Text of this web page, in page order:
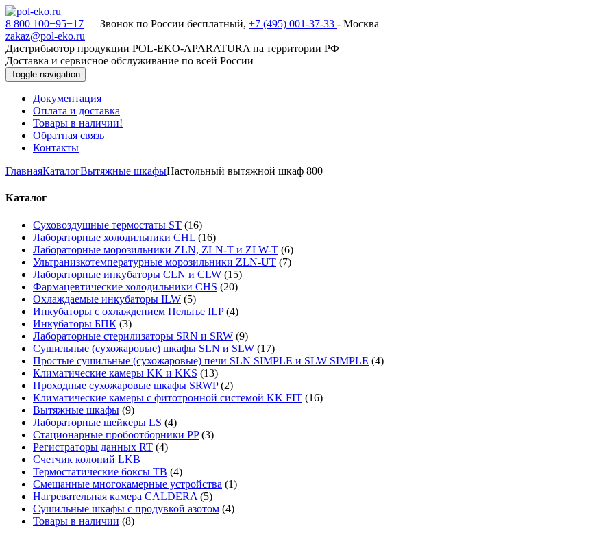
8 800 100−95−17 — Звонок по России бесплатный, +7 (495) 001-37-33 - Москва
zakaz@pol-eko.ru
Дистрибьютор продукции POL-EKO-APARATURA на территории РФ
Доставка и сервисное обслуживание по всей России
Toggle navigation
Документация
Оплата и доставка
Товары в наличии!
Обратная связь
Контакты
ГлавнаяКаталогВытяжные шкафыНастольный вытяжной шкаф 800
Каталог
Суховоздушные термостаты ST (16)
Лабораторные холодильники CHL (16)
Лабораторные морозильники ZLN, ZLN-T и ZLW-T (6)
Ультранизкотемпературные морозильники ZLN-UT (7)
Лабораторные инкубаторы CLN и CLW (15)
Фармацевтические холодильники CHS (20)
Охлаждаемые инкубаторы ILW (5)
Инкубаторы с охлаждением Пельтье ILP(4)
Инкубаторы БПК (3)
Лабораторные стерилизаторы SRN и SRW (9)
Сушильные (сухожаровые) шкафы SLN и SLW (17)
Простые сушильные (сухожаровые) печи SLN SIMPLE и SLW SIMPLE (4)
Климатические камеры KK и KKS (13)
Проходные сухожаровые шкафы SRWP(2)
Климатические камеры с фитотронной системой KK FIT (16)
Вытяжные шкафы (9)
Лабораторные шейкеры LS (4)
Стационарные пробоотборники PP (3)
Регистраторы данных RT (4)
Счетчик колоний LKB
Термостатические боксы TB (4)
Смешанные многокамерные устройства (1)
Нагревательная камера CALDERA (5)
Сушильные шкафы с продувкой азотом (4)
Товары в наличии (8)